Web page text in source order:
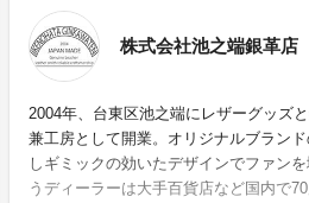
株式会社池之端銀革店
2004年、台東区池之端にレザーグッズ
兼工房として開業。オリジナルブラン
しギミックの効いたデザインでファン
うディーラーは大手百貨店など国内で